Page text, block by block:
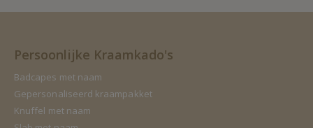
Persoonlijke Kraamkado's
Badcapes met naam
Gepersonaliseerd kraampakket
Knuffel met naam